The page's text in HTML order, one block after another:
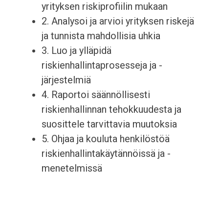
yrityksen riskiprofiilin mukaan
2. Analysoi ja arvioi yrityksen riskejä
ja tunnista mahdollisia uhkia
3. Luo ja ylläpidä
riskienhallintaprosesseja ja -
järjestelmiä
4. Raportoi säännöllisesti
riskienhallinnan tehokkuudesta ja
suosittele tarvittavia muutoksia
5. Ohjaa ja kouluta henkilöstöä
riskienhallintakäytännöissä ja -
menetelmissä